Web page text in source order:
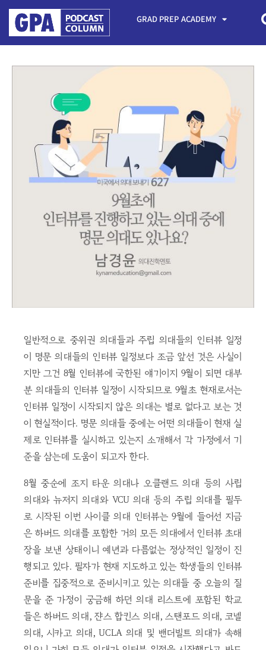
GRAD PREP ACADEMY
일반적으로 중위권 의대들과 주립 의대들의 인터뷰 일정
이 명문 의대들의 인터뷰 일정보다 조금 앞선 것은 사실이
지만 그건 8월 인터뷰에 국한된 얘기이지 9월이 되면 대부
분 의대들의 인터뷰 일정이 시작되므로 9월초 현재로서는
인터뷰 일정이 시작되지 않은 의대는 별로 없다고 보는 것
이 현실적이다. 명문 의대들 중에는 어떤 의대들이 현재 실
제로 인터뷰를 실시하고 있는지 소개해서 각 가정에서 기
준을 삼는데 도움이 되고자 한다.
8월 중순에 조지 타운 의대나 오클랜드 의대 등의 사립
의대와 뉴저지 의대와 VCU 의대 등의 주립 의대를 필두
로 시작된 이번 사이클 의대 인터뷰는 9월에 들어선 지금
은 하버드 의대를 포함한 거의 모든 의대에서 인터뷰 초대
장을 보낸 상태이니 예년과 다름없는 정상적인 일정이 진
행되고 있다. 필자가 현재 지도하고 있는 학생들의 인터뷰
준비를 집중적으로 준비시키고 있는 의대들 중 오늘의 질
문을 준 가정이 궁금해 하던 의대 리스트에 포함된 학교
들은 하버드 의대, 쟌스 합킨스 의대, 스탠포드 의대, 코넬
의대, 시카고 의대, UCLA 의대 및 밴더빌트 의대가 속해